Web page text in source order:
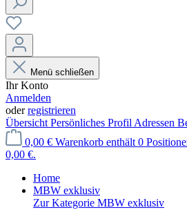
Menü schließen
Ihr Konto
Anmelden
oderregistrieren
Übersicht Persönliches Profil Adressen
0,00 € Warenkorb enthält 0
0,00 €.
Home
MBW exklusiv
Zur Kategorie MBW exklusiv